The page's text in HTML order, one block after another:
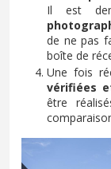
Il est
de ne pas
boîte de
Une fois
vérifiées
être